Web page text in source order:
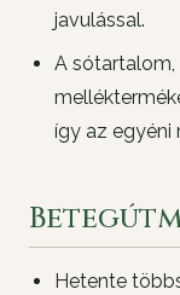
javulással.
A
így az egyéni
Hetente